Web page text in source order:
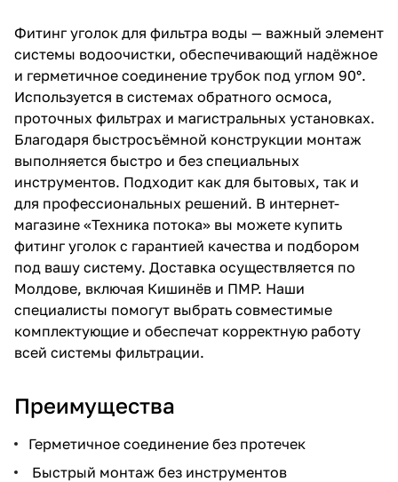
Фитинг уголок для фильтра воды — важный элемент
системы водоочистки, обеспечивающий надёжное
и герметичное соединение трубок под углом 90°.
Используется в системах обратного осмоса,
проточных фильтрах и магистральных установках.
Благодаря быстросъёмной конструкции монтаж
выполняется быстро и без специальных
инструментов. Подходит как для бытовых, так и
для профессиональных решений. В интернет-
магазине «Техника потока» вы можете купить
фитинг уголок с гарантией качества и подбором
под вашу систему. Доставка осуществляется по
Молдове, включая Кишинёв и ПМР. Наши
специалисты помогут выбрать совместимые
комплектующие и обеспечат корректную работу
всей системы фильтрации.
Преимущества
Герметичное соединение без протечек
Быстрый монтаж без инструментов